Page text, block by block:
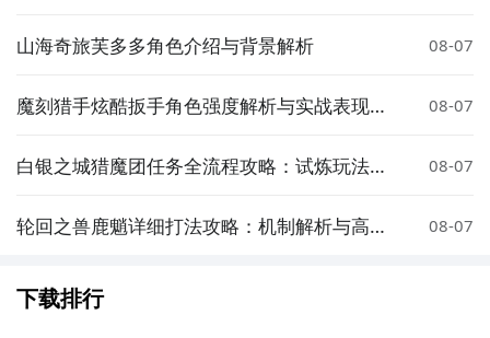
山海奇旅芙多多角色介绍与背景解析 08-07
魔刻猎手炫酷扳手角色强度解析与实战表现评
08-07
白银之城猎魔团任务全流程攻略：试炼玩法详
08-07
轮回之兽鹿魈详细打法攻略：机制解析与高效
08-07
下载排行